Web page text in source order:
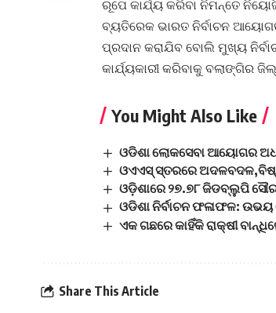
ରୂପେ କାର୍ଯ୍ୟ କରିବା ନିମନ୍ତେ
ବ୍ୟତିରେକ ଭାରତ ନିର୍ବାଚନ
ପ୍ରଦାନ କରାଯିବ ବୋଲି ମୁଖ୍ୟ
କାର୍ଯ୍ୟକାରୀ କରିବାକୁ ବଲାଙ୍ଗିର
You Might Also Like
ଓଡିଶା ଲୋକସେବା ଆୟୋଗର
ଓଏଏସ୍‌ ସ୍ତରରେ
ଓଡ଼ିଶାରେ ୨୭.୭୮ ଜିଡବ୍ଲୁପି
ଓଡିଶା ନିର୍ବାଚନ ଫଳାଫଳ:
ଏକ ଗଛରେ କାହିଁକି ରାକ୍ଷୀ
Share This Article